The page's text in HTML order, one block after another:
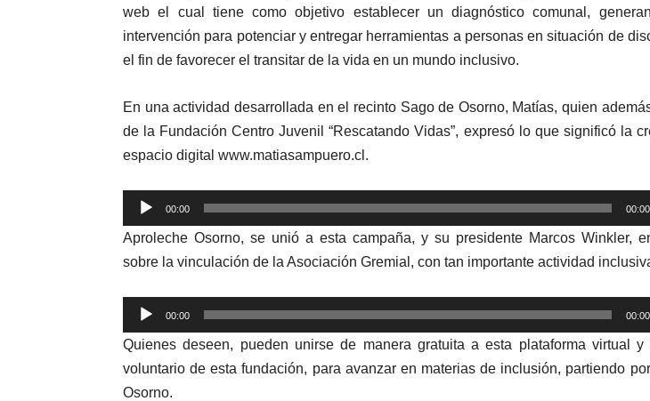
web el cual tiene como objetivo establecer un diagnóstico comunal,
intervención para potenciar y entregar herramientas a personas en situación de
el fin de favorecer el transitar de la vida en un mundo inclusivo.
En una actividad desarrollada en el recinto Sago de Osorno, Matías, quien
de la Fundación Centro Juvenil “Rescatando Vidas”, expresó lo que significó la
espacio digital www.matiasampuero.cl.
Reproductor
de
audio
00:00 00:00
Aproleche Osorno, se unió a esta campaña, y su presidente Marcos Winkler,
sobre la vinculación de la Asociación Gremial, con tan importante actividad
Reproductor
de
audio
00:00 00:00
Quienes deseen, pueden unirse de manera gratuita a esta plataforma virtual y
voluntario de esta fundación, para avanzar en materias de inclusión, partiendo
Osorno.